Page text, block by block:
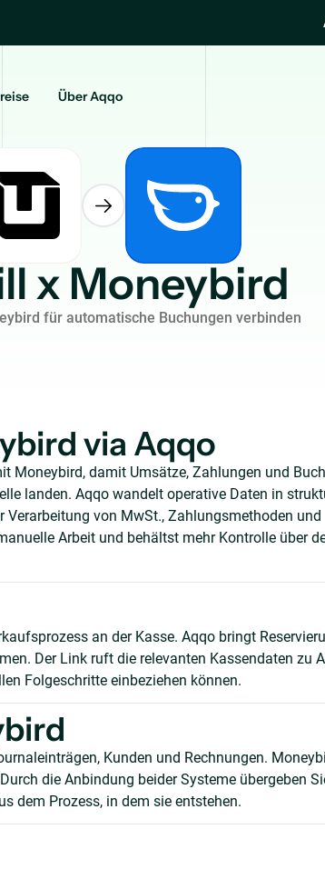
Über Aqqo
x Moneybird
für automatische Buchungen verbinden
via Aqqo
Moneybird, damit Umsätze, Zahlungen und
landen. Aqqo wandelt operative Daten in
Verarbeitung von MwSt., Zahlungsmethoden und
Arbeit und behältst mehr Kontrolle über
an der Kasse. Aqqo bringt
Der Link ruft die relevanten Kassendaten zu
Folgeschritte einbeziehen können.
Kunden und Rechnungen.
die Anbindung beider Systeme übergeben
dem Prozess, in dem sie entstehen.